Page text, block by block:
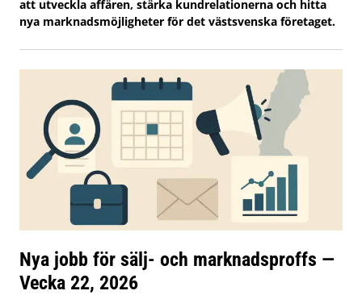
att utveckla affären, stärka kundrelationerna och hitta
nya marknadsmöjligheter för det västsvenska företaget.
Nya jobb för sälj- och marknadsproffs —
Vecka 22, 2026